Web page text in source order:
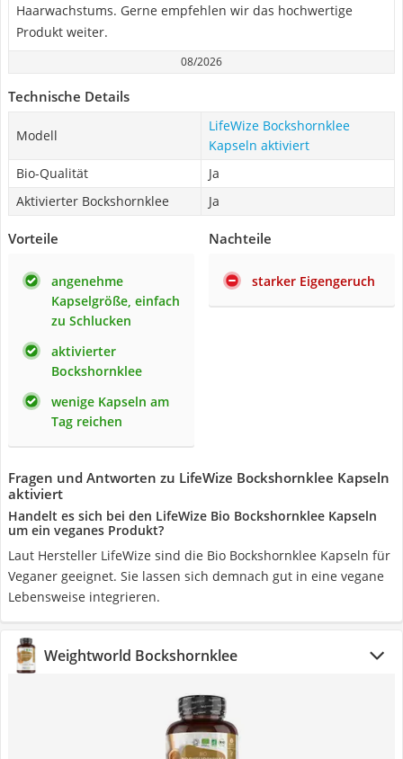
Haarwachstums. Gerne empfehlen wir das hochwertige
Produkt weiter.
08/2026
Technische Details
Modell
LifeWize Bockshornklee
Kapseln aktiviert
Bio-Qualität
Ja
Aktivierter Bockshornklee
Ja
Vorteile
angenehme
Kapselgröße, einfach
zu Schlucken
aktivierter
Bockshornklee
wenige Kapseln am
Tag reichen
Nachteile
starker Eigengeruch
Fragen und Antworten zu LifeWize Bockshornklee Kapseln
aktiviert
Handelt es sich bei den LifeWize Bio Bockshornklee Kapseln
um ein veganes Produkt?
Laut Hersteller LifeWize sind die Bio Bockshornklee Kapseln für
Veganer geeignet. Sie lassen sich demnach gut in eine vegane
Lebensweise integrieren.
Weightworld Bockshornklee